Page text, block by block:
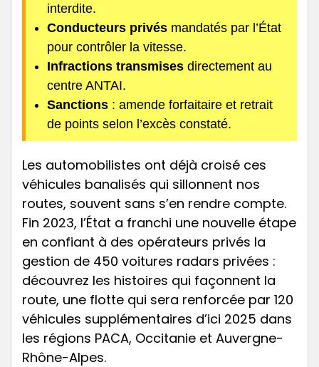
interdite.
Conducteurs privés mandatés par l’État
pour contrôler la vitesse.
Infractions transmises directement au
centre ANTAI.
Sanctions : amende forfaitaire et retrait
de points selon l’excès constaté.
Les automobilistes ont déjà croisé ces
véhicules banalisés qui sillonnent nos
routes, souvent sans s’en rendre compte.
Fin 2023, l’État a franchi une nouvelle étape
en confiant à des opérateurs privés la
gestion de 450 voitures radars privées :
découvrez les histoires qui façonnent la
route, une flotte qui sera renforcée par 120
véhicules supplémentaires d’ici 2025 dans
les régions PACA, Occitanie et Auvergne-
Rhône-Alpes.